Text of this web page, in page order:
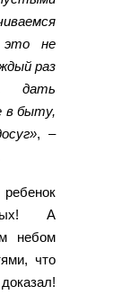
это не
раз
дать
в быту,
, –
А
небом
что